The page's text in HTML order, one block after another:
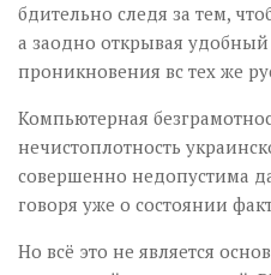
бдительно следя за тем,
а заодно открывая
проникновения вс тех же
Компьютерная
нечистоплотность
совершенно недопустима
говоря уже о состоянии
Но всё это не является